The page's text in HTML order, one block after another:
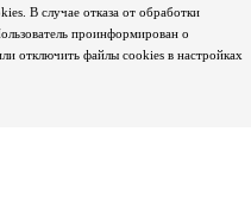
В случае отказа от обработки
проинформирован о
отключить файлы cookies в настройках